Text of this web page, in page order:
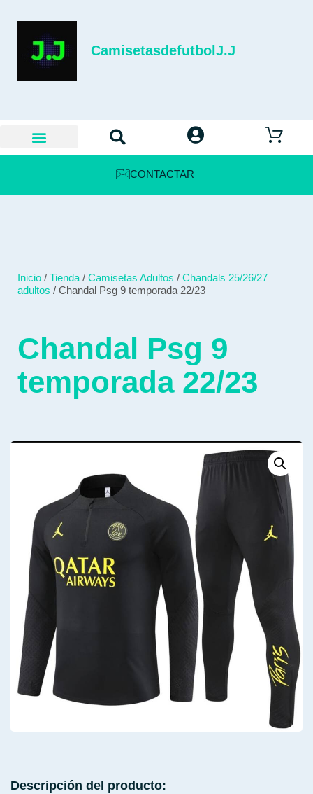
CamisetasdefutbolJ.J
CONTACTAR
Inicio / Tienda / Camisetas Adultos / Chandals 25/26/27
adultos / Chandal Psg 9 temporada 22/23
Chandal Psg 9
temporada 22/23
Descripción del producto: